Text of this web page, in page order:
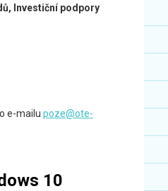
Investiční podpory
e-mailu poze@ote-
10